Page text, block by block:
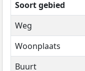
Soort gebied
Weg
Woonplaats
Buurt